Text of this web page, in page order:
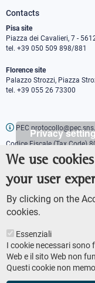
Privacy
We use
your user
By clicking on the
cookies.
Essenziali
I cookie necessari sono
Web e il sito Web non
Questi cookie non
Contacts
Pisa site
Piazza dei Cavalieri, 7 -
tel. +39 050 509 898/881
Florence site
Palazzo Strozzi, Piazza
tel. +39 055 26 73300
PEC
Codice Fiscale (Tax Code)
Partita IVA (VAT number)
Press officer
URP - Public relations office
Footer
AMMINISTRAZIONE